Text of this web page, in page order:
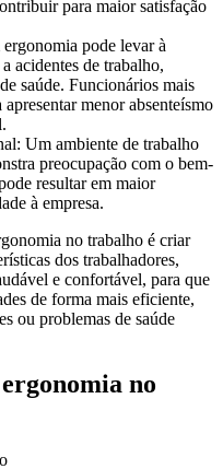
para maior satisfação
pode levar à
acidentes de trabalho,
saúde. Funcionários mais
menor absenteísmo
Um ambiente de trabalho
preocupação com o bem-
resultar em maior
à empresa.
no trabalho é criar
dos trabalhadores,
e confortável, para que
de forma mais eficiente,
ou problemas de saúde
no